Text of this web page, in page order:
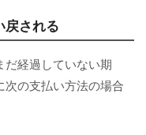
戻される
経過していない期
の支払い方法の場合